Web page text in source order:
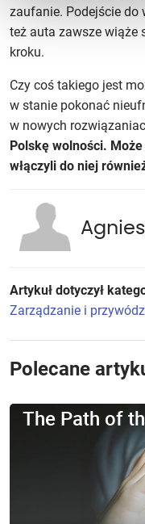
zaufanie. Podejście do
też auta zawsze wiąże
kroku.
Czy coś takiego jest
w stanie pokonać
w nowych
Polskę wolności.
włączyli do niej
Artykuł dotyczył
Zarządzanie i
Polecane
The Path of